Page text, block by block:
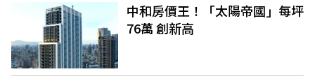
中和房價王！「太陽帝國」每坪
76萬 創新高